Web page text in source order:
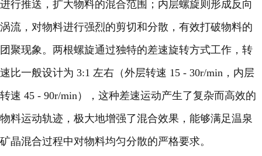
进行推送，扩大物料的混合范围；内层螺旋则形成反向
涡流，对物料进行强烈的剪切和分散，有效打破物料的
团聚现象。两根螺旋通过独特的差速旋转方式工作，转
速比一般设计为 3:1 左右（外层转速 15 - 30r/min，内层
转速 45 - 90r/min），这种差速运动产生了复杂而高效的
物料运动轨迹，极大地增强了混合效果，能够满足温泉
矿晶混合过程中对物料均匀分散的严格要求。